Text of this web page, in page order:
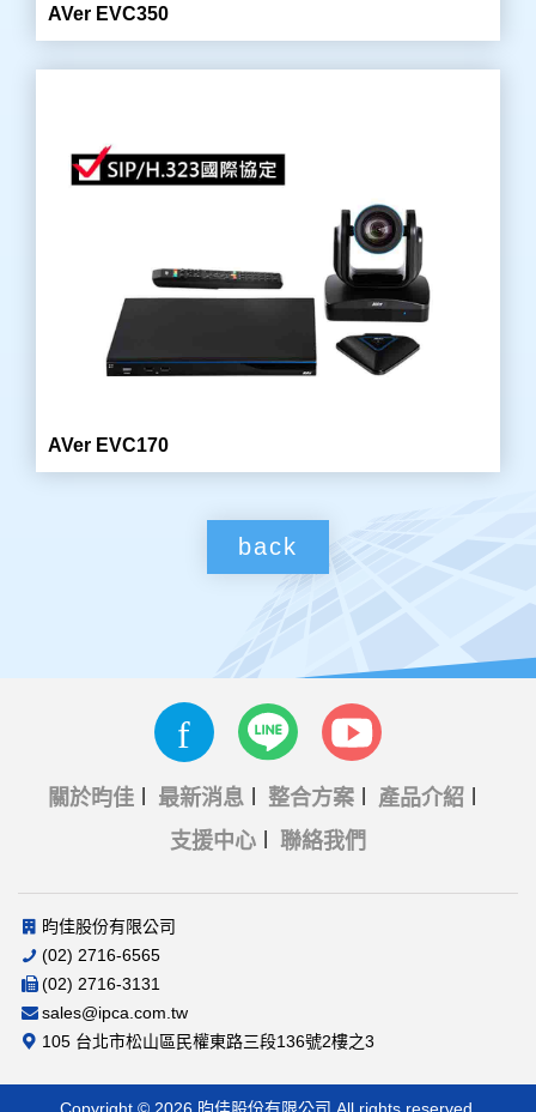
AVer EVC350
AVer EVC170
back
關於昀佳 最新消息 整合方案
產品介紹
支援中心
聯絡我們
昀佳股份有限公司
(02) 2716-6565
(02) 2716-3131
sales@ipca.com.tw
105 台北市松山區民權東路三段136號2樓之3
Copyright © 2026 昀佳股份有限公司 All rights reserved.